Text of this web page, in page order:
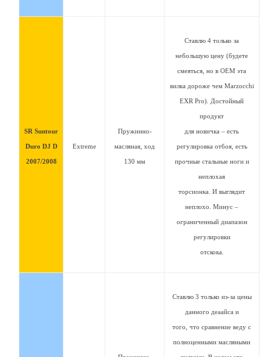
SR Suntour
Duro DJ D
2007/2008
Extreme
Пружинно-
масляная, ход
130 мм
Ставлю 4 только за
небольшую цену (будете
смеяться, но в OEM эта
вилка дороже чем Marzocchi
EXR Pro). Достойный
продукт
для новичка – есть
регулировка отбоя, есть
прочные стальные ноги и
неплохая
торсионка. И выглядит
неплохо. Минус –
ограниченный диапазон
регулировки
отскока.
Ставлю 3 только из-за цены
данного деаайса и
того, что сравнение веду с
полноценными масляными